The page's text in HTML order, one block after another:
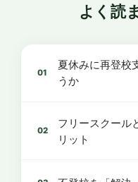
よく読
01
夏休みに再登校
うか
02
フリースクール
リット